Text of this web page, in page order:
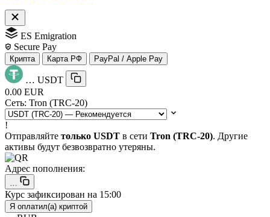
ES Emigration
Secure Pay
Крипта Карта РФ PayPal / Apple Pay
… USDT
0.00 EUR
Сеть: Tron (TRC-20)
!
Отправляйте только USDT в сети Tron (TRC-20). Другие
активы будут безвозвратно утеряны.
Адрес пополнения:
Курс зафиксирован на 15:00
Я оплатил(а) криптой